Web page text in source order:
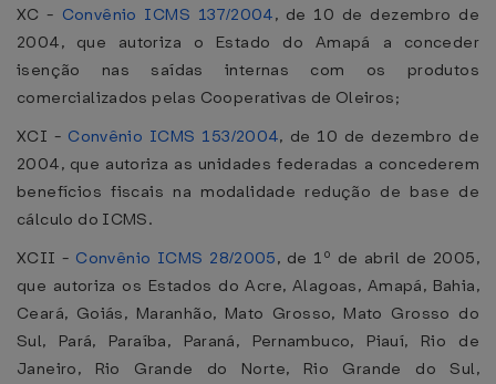
XC - Convênio ICMS 137/2004, de 10 de dezembro de
2004, que autoriza o Estado do Amapá a conceder
isenção nas saídas internas com os produtos
comercializados pelas Cooperativas de Oleiros;
XCI - Convênio ICMS 153/2004, de 10 de dezembro de
2004, que autoriza as unidades federadas a concederem
benefícios fiscais na modalidade redução de base de
cálculo do ICMS.
XCII - Convênio ICMS 28/2005, de 1º de abril de 2005,
que autoriza os Estados do Acre, Alagoas, Amapá, Bahia,
Ceará, Goiás, Maranhão, Mato Grosso, Mato Grosso do
Sul, Pará, Paraíba, Paraná, Pernambuco, Piauí, Rio de
Janeiro, Rio Grande do Norte, Rio Grande do Sul,